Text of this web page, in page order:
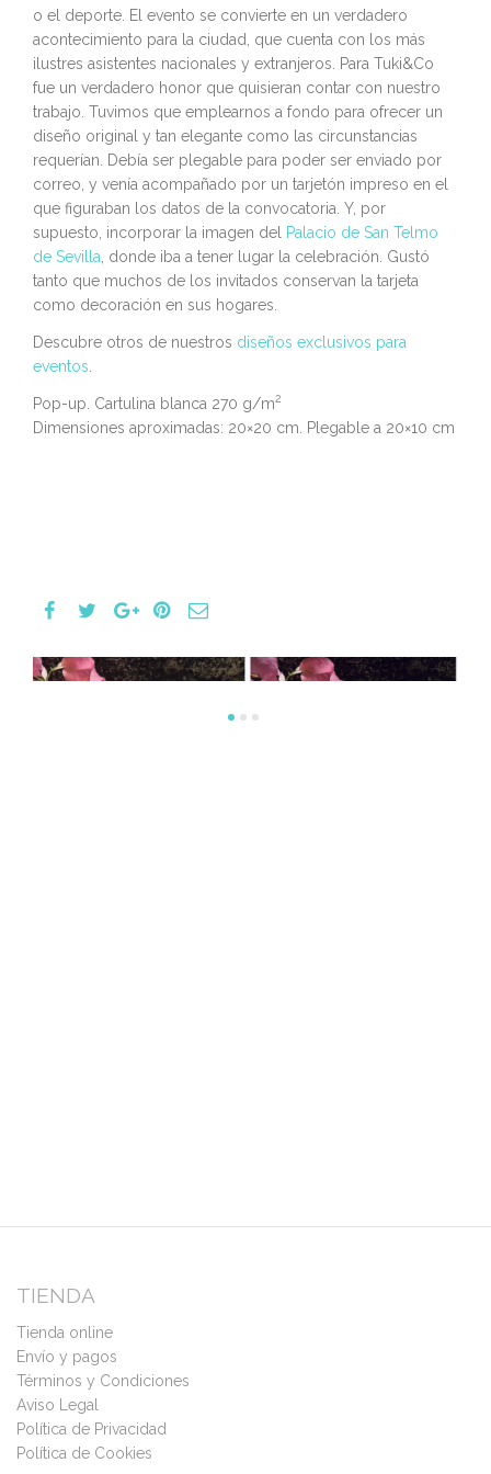
o el deporte. El evento se convierte en un verdadero
acontecimiento para la ciudad, que cuenta con los más
ilustres asistentes nacionales y extranjeros. Para Tuki&Co
fue un verdadero honor que quisieran contar con nuestro
trabajo. Tuvimos que emplearnos a fondo para ofrecer un
diseño original y tan elegante como las circunstancias
requerían. Debía ser plegable para poder ser enviado por
correo, y venía acompañado por un tarjetón impreso en el
que figuraban los datos de la convocatoria. Y, por
supuesto, incorporar la imagen del
Palacio de San Telmo
de Sevilla , donde iba a tener lugar la celebración. Gustó
tanto que muchos de los invitados conservan la tarjeta
como decoración en sus hogares.
Descubre otros de nuestros diseños exclusivos para
eventos
Pop-up. Cartulina blanca 270 g/m2
Dimensiones aproximadas: 20×20 cm. Plegable a 20×10 cm
TIENDA
Tienda online
Envío y pagos
Términos y Condiciones
Aviso Legal
Política de Privacidad
Política de Cookies